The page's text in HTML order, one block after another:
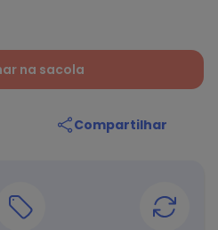
na sacola
Compartilhar